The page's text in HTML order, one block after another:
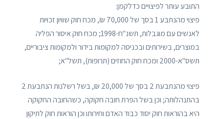
התובע עותר לפיצויים כדלקמן:
פיצוי מהנתבע 1 בסך של 70,000 ₪, מכח חוק שוויון זכויות
לאנשים עם מוגבלות, תשנ"ח-1998; מכח חוק איסור הפליה
במוצרים, בשירותים ובכניסה למקומות בידור ולמקומות ציבוריים,
תשס"א-2000 ומכח חוק החוזים (תרופות), תשל"א;
פיצוי מהנתבעת 2 בסך של 20,000 ₪, בשל רשלנות הנתבעת 2
בהתנהלותה; וכן בשל הפרת חובה חקוקה, כשהחובה החקוקה
היא בהוראות חוק יסוד כבוד האדם וחירותו וכן הוראות חוק לתיקון